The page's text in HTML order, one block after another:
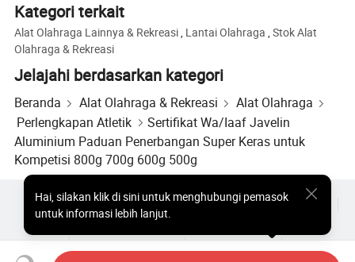
Kategori terkait
Alat Olahraga Lainnya & Rekreasi Lantai Olahraga ,Stok Alat
Olahraga & Rekreasi
Jelajahi berdasarkan kategori
Beranda Alat Olahraga & Rekreasi
Alat Olahraga
Perlengkapan Atletik
Sertifikat Wa/Iaaf Javelin
Aluminium Paduan Penerbangan Super Keras untuk
Kompetisi 800g 700g 600g 500g
Hai,silakan klik di sini untuk menghubungi pemasok
untuk informasi lebih lanjut.
Produk Populer Harga Produk Panas
Produk Panas Grosir
Pembeli bintang
Amplop
Perjanjian Pengguna Kebijakan Privasi
Hubungi